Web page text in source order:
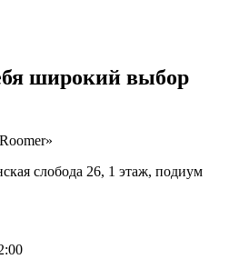
широкий выбор
слобода 26, 1 этаж, подиум